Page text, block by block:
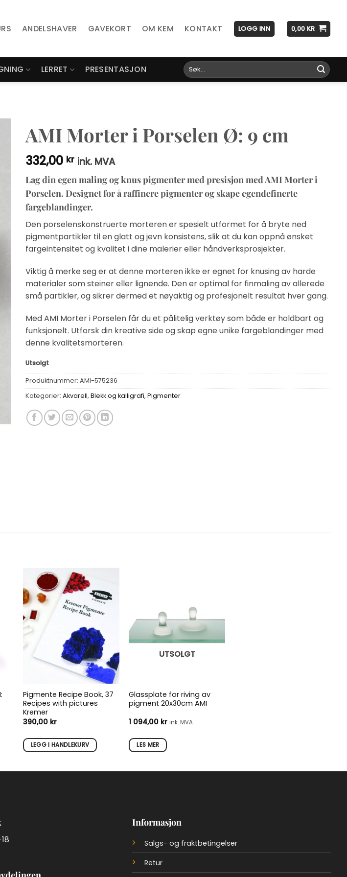
ANDELSHAVER GAVEKORT OM KEM KONTAKT LOGG INN 0,00 KR
LERRET PRESENTASJON
Søk
etter:
AMI Morter i Porselen Ø: 9 cm
332,00 kr ink. MVA
Lag din egen maling og knus pigmenter med presisjon med AMI Morter i
Porselen. Designet for å raffinere pigmenter og skape egendefinerte
fargeblandinger.
Den porselenskonstruerte morteren er spesielt utformet for å bryte ned
pigmentpartikler til en glatt og jevn konsistens, slik at du kan oppnå ønsket
fargeintensitet og kvalitet i dine malerier eller håndverksprosjekter.
Viktig å merke seg er at denne morteren ikke er egnet for knusing av harde
materialer som steiner eller lignende. Den er optimal for finmaling av allerede
små partikler, og sikrer dermed et nøyaktig og profesjonelt resultat hver gang.
Med AMI Morter i Porselen får du et pålitelig verktøy som både er holdbart og
funksjonelt. Utforsk din kreative side og skap egne unike fargeblandinger med
denne kvalitetsmorteren.
Utsolgt
Produktnummer: AMI-575236
Kategorier: Akvarell, Blekk og kalligrafi, Pigmenter
Pigmente Recipe Book, 37
Recipes with pictures
Kremer
390,00 kr
LEGG I HANDLEKURV
UTSOLGT
Glassplate for riving av
pigment 20x30cm AMI
1 094,00 kr ink. MVA
LES MER
Informasjon
Salgs- og fraktbetingelser
Retur